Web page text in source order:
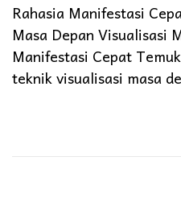
Rahasia Manifestasi
Masa Depan Visualisasi
Manifestasi Cepat
teknik visualisasi masa